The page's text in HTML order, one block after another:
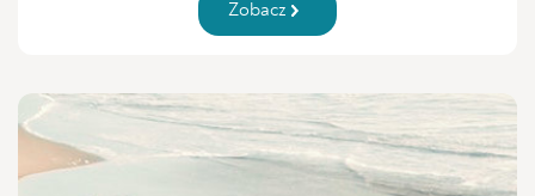
Zobacz